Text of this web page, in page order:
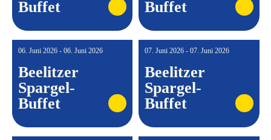
Buffet
Buffet
06. Juni 2026 - 06. Juni 2026
Beelitzer
Spargel-
Buffet
07. Juni 2026 - 07. Juni 2026
Beelitzer
Spargel-
Buffet